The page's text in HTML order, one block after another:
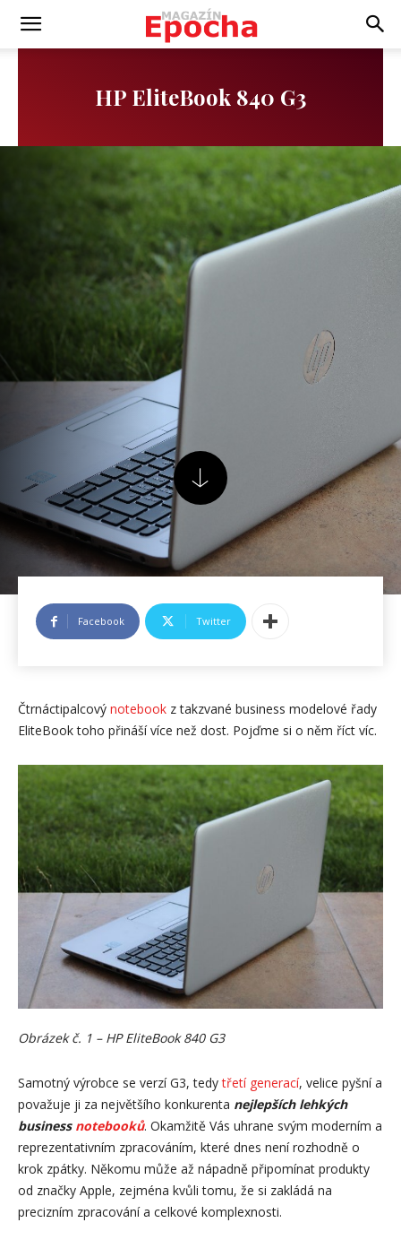
HP EliteBook 840 G3
Facebook Twitter
Čtrnáctipalcový notebook z takzvané business modelové řady
EliteBook toho přináší více než dost. Pojďme si o něm říct víc.
Obrázek č. 1 – HP EliteBook 840 G3
Samotný výrobce se verzí G3, tedytřetí generací, velice pyšní a
považuje ji za největšího konkurenta nejlepších lehkých
business notebooků. Okamžitě Vás uhrane svým moderním a
reprezentativním zpracováním, které dnes není rozhodně o
krok zpátky. Někomu může až nápadně připomínat produkty
od značky Apple, zejména kvůli tomu, že si zakládá na
precizním zpracování a celkové komplexnosti.